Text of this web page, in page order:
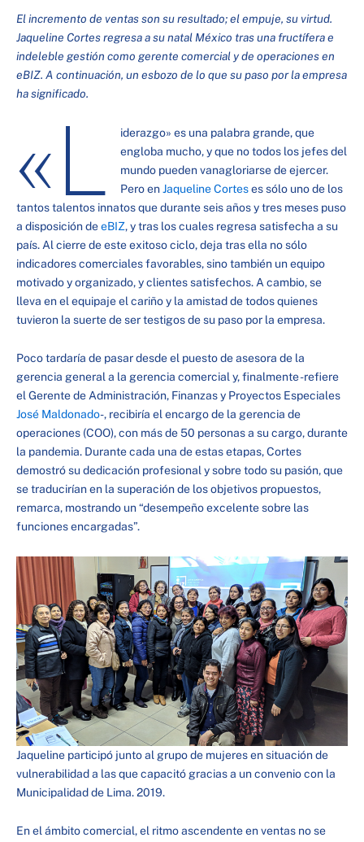
El incremento de ventas son su resultado; el empuje, su virtud.
Jaqueline Cortes regresa a su natal México tras una fructífera e
indeleble gestión como gerente comercial y de operaciones en
eBIZ. A continuación, un esbozo de lo que su paso por la empresa
ha significado.
«L
iderazgo» es una palabra grande, que
engloba mucho, y que no todos los jefes del
mundo pueden vanagloriarse de ejercer.
Pero enJaqueline Corteses sólo uno de los
tantos talentos innatos que durante seis años y tres meses puso
a disposición deeBIZ, y tras los cuales regresa satisfecha a su
país. Al cierre de este exitoso ciclo, deja tras ella no sólo
indicadores comerciales favorables, sino también un equipo
motivado y organizado, y clientes satisfechos. A cambio, se
lleva en el equipaje el cariño y la amistad de todos quienes
tuvieron la suerte de ser testigos de su paso por la empresa.
Poco tardaría de pasar desde el puesto de asesora de la
gerencia general a la gerencia comercial y, finalmente -refiere
el Gerente de Administración, Finanzas y Proyectos Especiales
José Maldonado-, recibiría el encargo de la gerencia de
operaciones (COO), con más de 50 personas a su cargo, durante
la pandemia. Durante cada una de estas etapas, Cortes
demostró su dedicación profesional y sobre todo su pasión, que
se traducirían en la superación de los objetivos propuestos,
remarca, mostrando un “desempeño excelente sobre las
funciones encargadas”.
Jaqueline participó junto al grupo de mujeres en situación de
vulnerabilidad a las que capacitó gracias a un convenio con la
Municipalidad de Lima. 2019.
En el ámbito comercial, el ritmo ascendente en ventas no se